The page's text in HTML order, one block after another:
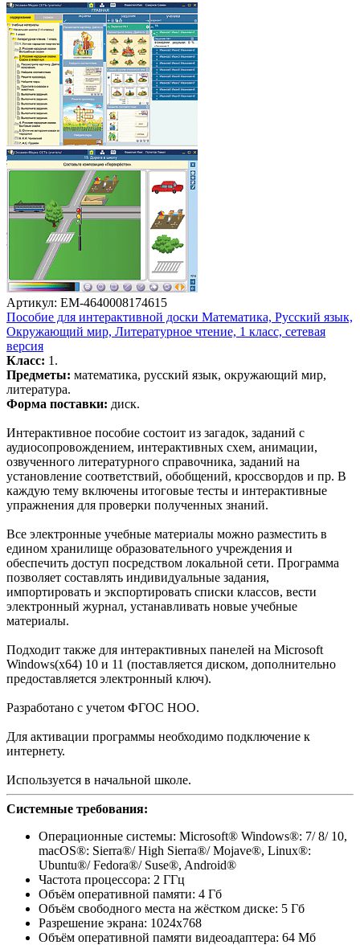
Артикул: EM-4640008174615
Пособие для интерактивной доски Математика, Русский язык,
Окружающий мир, Литературное чтение, 1 класс, сетевая
версия
Класс: 1.
Предметы: математика, русский язык, окружающий мир,
литература.
Форма поставки: диск.
Интерактивное пособие состоит из загадок, заданий с
аудиосопровождением, интерактивных схем, анимации,
озвученного литературного справочника, заданий на
установление соответствий, обобщений, кроссвордов и пр. В
каждую тему включены итоговые тесты и интерактивные
упражнения для проверки полученных знаний.
Все электронные учебные материалы можно разместить в
едином хранилище образовательного учреждения и
обеспечить доступ посредством локальной сети. Программа
позволяет составлять индивидуальные задания,
импортировать и экспортировать списки классов, вести
электронный журнал, устанавливать новые учебные
материалы.
Подходит также для интерактивных панелей на Microsoft
Windows(x64) 10 и 11 (поставляется диском, дополнительно
предоставляется электронный ключ).
Разработано с учетом ФГОС НОО.
Для активации программы необходимо подключение к
интернету.
Используется в начальной школе.
Системные требования:
Операционные системы: Microsoft® Windows®: 7/ 8/ 10,
macOS®: Sierra®/ High Sierra®/ Mojave®, Linux®:
Ubuntu®/ Fedora®/ Suse®, Android®
Частота процессора: 2 ГГц
Объём оперативной памяти: 4 Гб
Объём свободного места на жёстком диске: 5 Гб
Разрешение экрана: 1024х768
Объём оперативной памяти видеоадаптера: 64 Мб